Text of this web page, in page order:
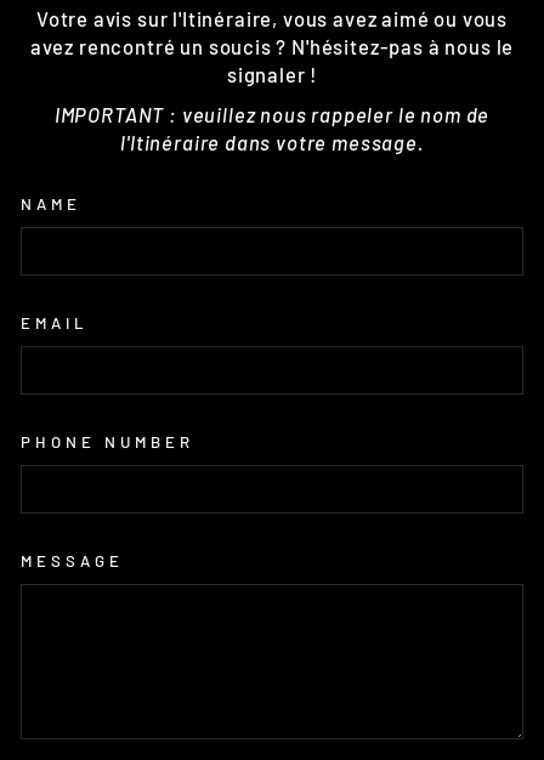
Votre avis sur l'Itinéraire, vous avez aimé ou vous
avez rencontré un soucis ? N'hésitez-pas à nous le
signaler !
IMPORTANT : veuillez nous rappeler le nom de
l'Itinéraire dans votre message.
NAME
EMAIL
PHONE NUMBER
MESSAGE